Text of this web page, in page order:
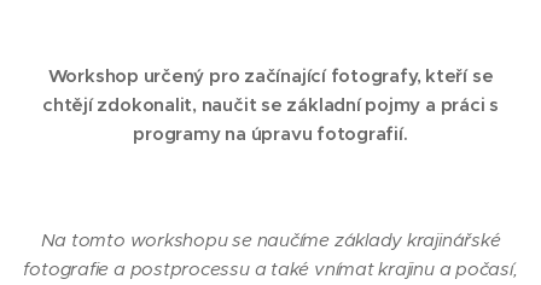
Workshop určený pro začínající fotografy, kteří se
chtějí zdokonalit, naučit se základní pojmy a práci s
programy na úpravu fotografií.
Na tomto workshopu se naučíme základy krajinářské
fotografie a postprocessu a také vnímat krajinu a počasí,